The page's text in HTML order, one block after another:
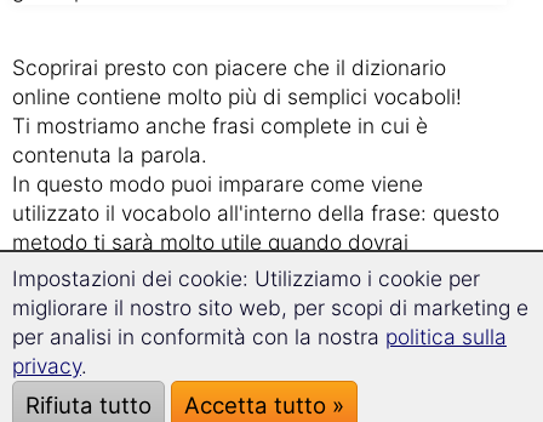
Scoprirai presto con piacere che il dizionario
online contiene molto più di semplici vocaboli!
Ti mostriamo anche frasi complete in cui è
contenuta la parola.
In questo modo puoi imparare come viene
utilizzato il vocabolo all'interno della frase: questo
metodo ti sarà molto utile quando dovrai
elaborare una traduzione in greco.
I nostri 3 migliori consigli per imparare
nuovi vocaboli in maniera veloce ed
efficace
Impostazioni dei cookie: Utilizziamo i cookie per
migliorare il nostro sito web, per scopi di marketing e
per analisi in conformità con la nostra politica sulla
privacy.
Rifiuta tutto Accetta tutto »